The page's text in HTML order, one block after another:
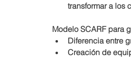
transformar a los
Modelo SCARF para
Diferencia entre
Creación de